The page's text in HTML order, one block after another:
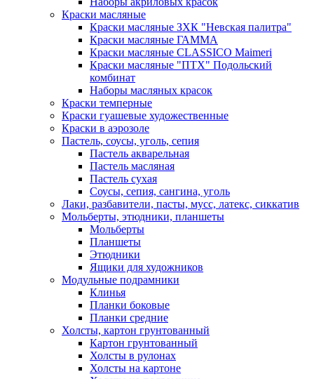
Краски масляные
Краски масляные ЗХК "Невская палитра"
Краски масляные ГАММА
Краски масляные CLASSICO Maimeri
Краски масляные "ПТХ" Подольский
комбинат
Наборы масляных красок
Краски темперные
Краски гуашевые художественные
Краски в аэрозоле
Пастель, соусы, уголь, сепия
Пастель акварельная
Пастель масляная
Пастель сухая
Соусы, сепия, сангина, уголь
Лаки, разбавители, пасты, мусс, латекс, сиккатив
Мольберты, этюдники, планшеты
Мольберты
Планшеты
Этюдники
Ящики для художников
Модульные подрамники
Клинья
Планки боковые
Планки средние
Холсты, картон грунтованный
Картон грунтованный
Холсты в рулонах
Холсты на картоне